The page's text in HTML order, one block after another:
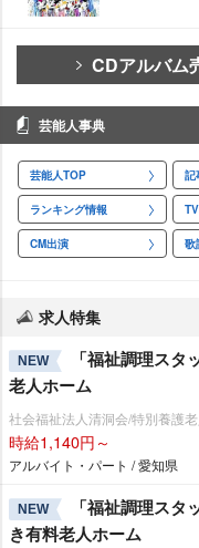
CDアルバム
芸能人事典
芸能人TOP 記
ランキング情報
CM出演 歌
求人特集
NEW
「福祉調理ス
老人ホーム
社会福祉法人清洞会/特別養護
時給1,140円～
アルバイト・パート / 愛知県
NEW
「福祉調理ス
き有料老人ホーム